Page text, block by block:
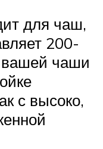
для чаш,
200-
чаши
с высоко,